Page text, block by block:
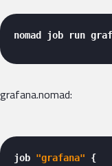
nomad job run
grafana.nomad:
job "grafana" {